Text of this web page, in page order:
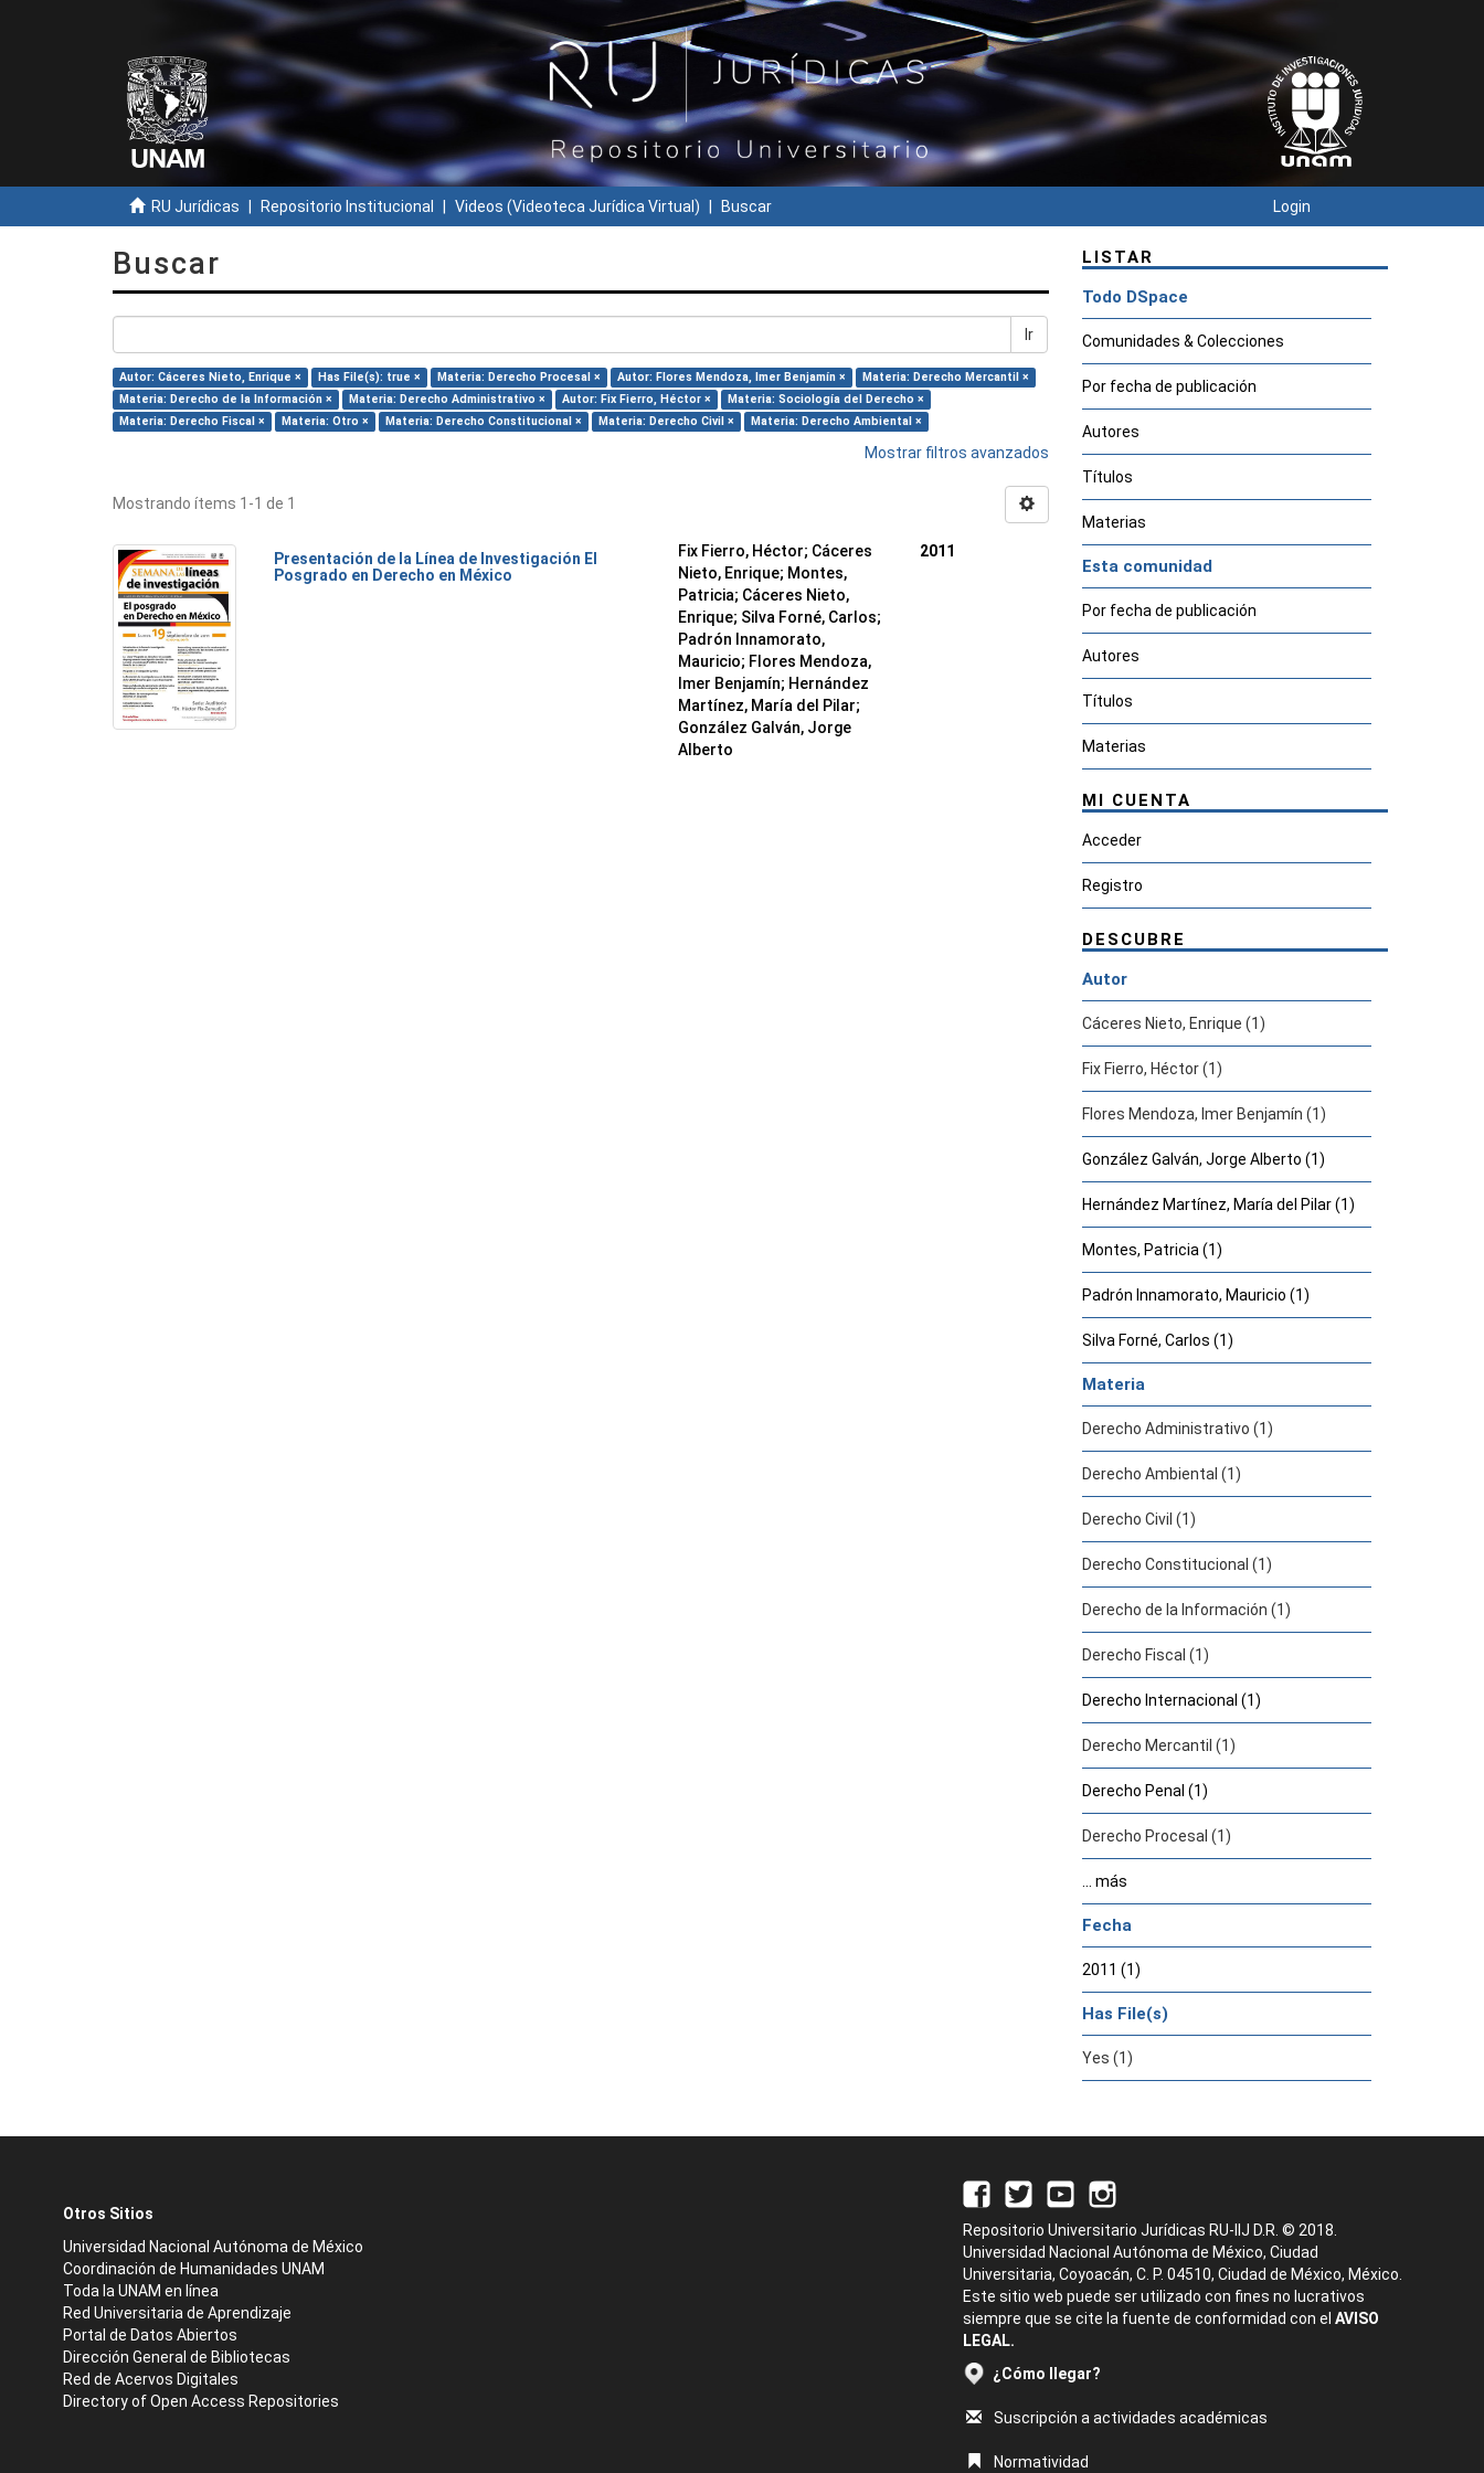
RU Jurídicas Repositorio Institucional Videos (Videoteca Jurídica Virtual) Buscar Login
Buscar
Ir
Autor: Cáceres Nieto, Enrique × Has File(s): true × Materia: Derecho Procesal × Autor: Flores Mendoza, Imer Benjamín ×
Materia: Derecho Mercantil ×
Materia: Derecho de la Información ×
Materia: Derecho Administrativo × Autor: Fix Fierro, Héctor ×
Materia: Sociología del Derecho ×
Materia: Derecho Fiscal ×
Materia: Otro × Materia: Derecho Constitucional × Materia: Derecho Civil × Materia: Derecho Ambiental ×
Mostrar filtros avanzados
Mostrando ítems 1-1 de 1
Presentación de la Línea de Investigación El
Posgrado en Derecho en México
Fix Fierro, Héctor; Cáceres
Nieto, Enrique; Montes,
Patricia; Cáceres Nieto,
Enrique; Silva Forné, Carlos;
Padrón Innamorato,
Mauricio; Flores Mendoza,
Imer Benjamín; Hernández
Martínez, María del Pilar;
González Galván, Jorge
Alberto
2011
LISTAR
Todo DSpace
Comunidades & Colecciones
Por fecha de publicación
Autores
Títulos
Materias
Esta comunidad
Por fecha de publicación
Autores
Títulos
Materias
MI CUENTA
Acceder
Registro
DESCUBRE
Autor
Cáceres Nieto, Enrique (1)
Fix Fierro, Héctor (1)
Flores Mendoza, Imer Benjamín (1)
González Galván, Jorge Alberto (1)
Hernández Martínez, María del Pilar (1)
Montes, Patricia (1)
Padrón Innamorato, Mauricio (1)
Silva Forné, Carlos (1)
Materia
Derecho Administrativo (1)
Derecho Ambiental (1)
Derecho Civil (1)
Derecho Constitucional (1)
Derecho de la Información (1)
Derecho Fiscal (1)
Derecho Internacional (1)
Derecho Mercantil (1)
Derecho Penal (1)
Derecho Procesal (1)
... más
Fecha
2011 (1)
Has File(s)
Yes (1)
Otros Sitios
Universidad Nacional Autónoma de México
Coordinación de Humanidades UNAM
Toda la UNAM en línea
Red Universitaria de Aprendizaje
Portal de Datos Abiertos
Dirección General de Bibliotecas
Red de Acervos Digitales
Directory of Open Access Repositories
Repositorio Universitario Jurídicas RU-IIJ D.R. © 2018.
Universidad Nacional Autónoma de México, Ciudad
Universitaria, Coyoacán, C. P. 04510, Ciudad de México, México.
Este sitio web puede ser utilizado con fines no lucrativos
siempre que se cite la fuente de conformidad con el AVISO
LEGAL.
¿Cómo llegar?
Suscripción a actividades académicas
Normatividad